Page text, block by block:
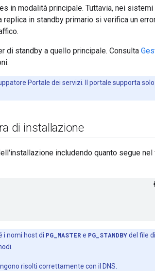
in modalità principale. Tuttavia, nei sistemi
in standby primario si verifica un
di standby a quello principale. Consulta
Portale dei servizi. Il portale supporta
di installazione
includendo quanto segue
i nomi host di PG_MASTER e PG_STANDBYdel file di
risolti correttamente con il DNS.